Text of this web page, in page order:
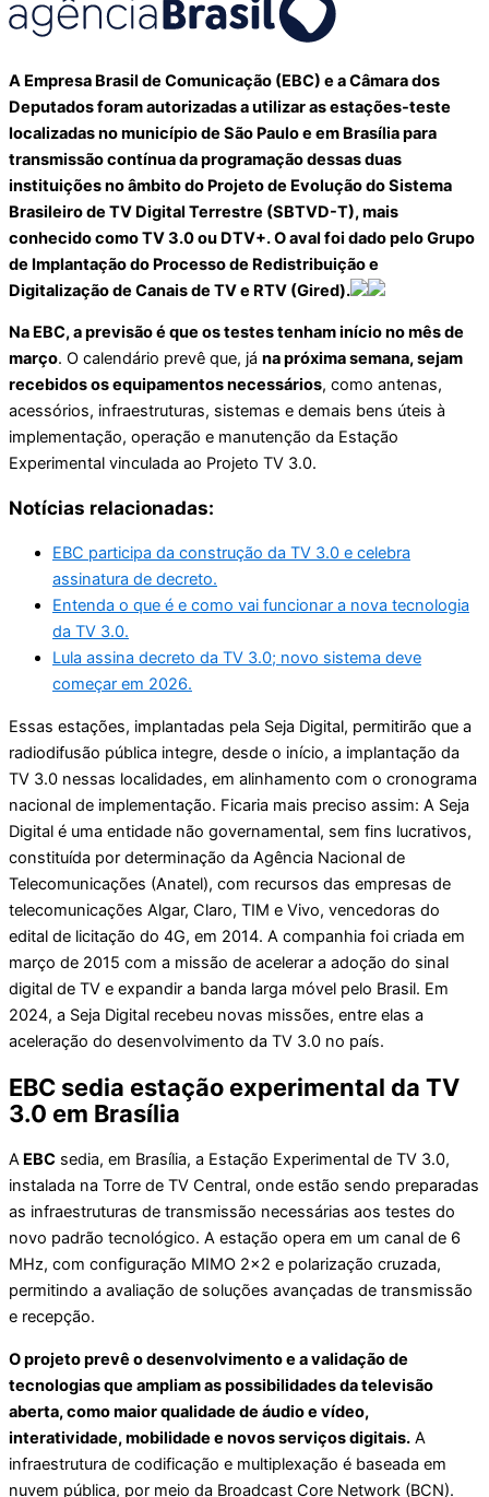
A Empresa Brasil de Comunicação (EBC) e a Câmara dos
Deputados foram autorizadas a utilizar as estações-teste
localizadas no município de São Paulo e em Brasília para
transmissão contínua da programação dessas duas
instituições no âmbito do Projeto de Evolução do Sistema
Brasileiro de TV Digital Terrestre (SBTVD-T), mais
conhecido como TV 3.0 ou DTV+. O aval foi dado pelo Grupo
de Implantação do Processo de Redistribuição e
Digitalização de Canais de TV e RTV (Gired).
Na EBC, a previsão é que os testes tenham início no mês de
março. O calendário prevê que, já na próxima semana, sejam
recebidos os equipamentos necessários, como antenas,
acessórios, infraestruturas, sistemas e demais bens úteis à
implementação, operação e manutenção da Estação
Experimental vinculada ao Projeto TV 3.0.
Notícias relacionadas:
EBC participa da construção da TV 3.0 e celebra
assinatura de decreto.
Entenda o que é e como vai funcionar a nova tecnologia
da TV 3.0.
Lula assina decreto da TV 3.0; novo sistema deve
começar em 2026.
Essas estações, implantadas pela Seja Digital, permitirão que a
radiodifusão pública integre, desde o início, a implantação da
TV 3.0 nessas localidades, em alinhamento com o cronograma
nacional de implementação. Ficaria mais preciso assim: A Seja
Digital é uma entidade não governamental, sem fins lucrativos,
constituída por determinação da Agência Nacional de
Telecomunicações (Anatel), com recursos das empresas de
telecomunicações Algar, Claro, TIM e Vivo, vencedoras do
edital de licitação do 4G, em 2014. A companhia foi criada em
março de 2015 com a missão de acelerar a adoção do sinal
digital de TV e expandir a banda larga móvel pelo Brasil. Em
2024, a Seja Digital recebeu novas missões, entre elas a
aceleração do desenvolvimento da TV 3.0 no país.
EBC sedia estação experimental da TV
3.0 em Brasília
A EBC sedia, em Brasília, a Estação Experimental de TV 3.0,
instalada na Torre de TV Central, onde estão sendo preparadas
as infraestruturas de transmissão necessárias aos testes do
novo padrão tecnológico. A estação opera em um canal de 6
MHz, com configuração MIMO 2×2 e polarização cruzada,
permitindo a avaliação de soluções avançadas de transmissão
e recepção.
O projeto prevê o desenvolvimento e a validação de
tecnologias que ampliam as possibilidades da televisão
aberta, como maior qualidade de áudio e vídeo,
interatividade, mobilidade e novos serviços digitais. A
infraestrutura de codificação e multiplexação é baseada em
nuvem pública, por meio da Broadcast Core Network (BCN).